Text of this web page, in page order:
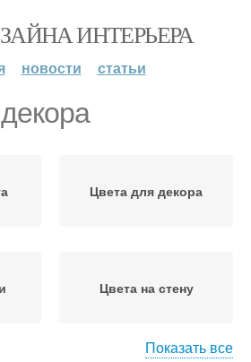
ИНТЕРЬЕРА
новости статьи
Цвета для декора
Цвета на стену
Показать все